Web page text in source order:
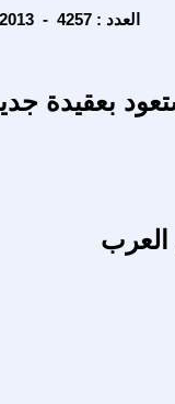
Sunday - 10/27/2013 - العدد : 4257
بعقيدة
العرب